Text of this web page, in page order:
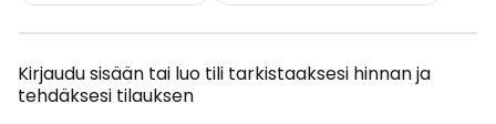
Kirjaudu sisään tai luo tili tarkistaaksesi hinnan ja
tehdäksesi tilauksen